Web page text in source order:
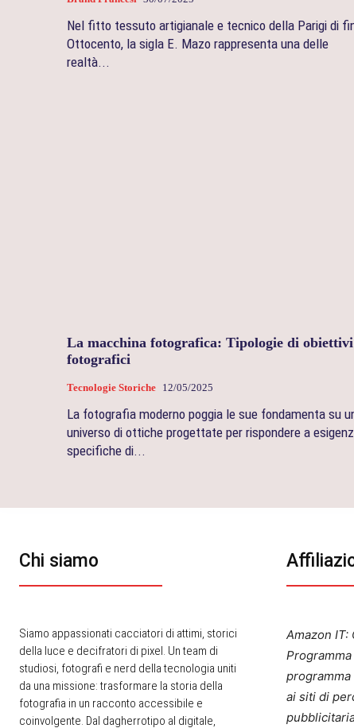
Nel fitto tessuto artigianale e tecnico della Parigi di
Ottocento, la sigla E. Mazo rappresenta una delle
realtà...
La macchina fotografica: Tipologie di obiettivi
fotografici
Tecnologie Storiche 12/05/2025
La fotografia moderno poggia le sue fondamenta su
universo di ottiche progettate per rispondere a
specifiche di...
Chi siamo
Siamo appassionati cacciatori di attimi, storici
della luce e decifratori di pixel. Un team di
studiosi, fotografi e nerd della tecnologia uniti
da una missione: trasformare la storia della
fotografia in un racconto accessibile e
coinvolgente. Dal dagherrotipo al digitale,
Amazon
ai siti di